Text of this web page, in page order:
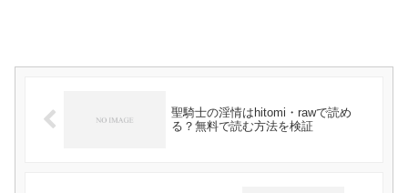
聖騎士の淫情はhitomi・rawで読め
る？無料で読む方法を検証